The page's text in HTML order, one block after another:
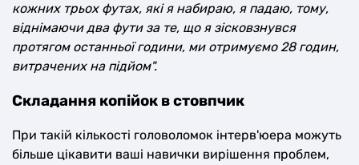
кожних трьох футах, які я набираю, я падаю, тому,
віднімаючи два фути за те, що я зісковзнувся
протягом останньої години, ми отримуємо 28 годин,
витрачених на підйом".
Складання копійок в стовпчик
При такій кількості головоломок інтерв'юера можуть
більше цікавити ваші навички вирішення проблем,